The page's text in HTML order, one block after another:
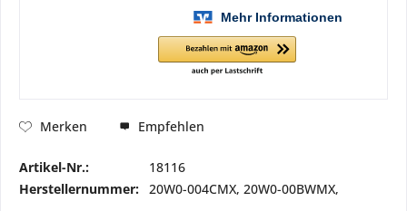
Merken Empfehlen
Artikel-Nr.:
18116
Herstellernummer:
20W0-004CMX, 20W0-00BWMX,